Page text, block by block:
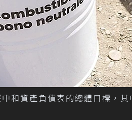
和資產負債表的總體目標，